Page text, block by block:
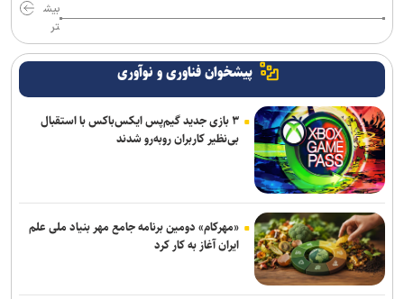
بیش
تر
پیشخوان فناوری و نوآوری
۳ بازی جدید گیم‌پس ایکس‌باکس با استقبال
بی‌نظیر کاربران روبه‌رو شدند
«مهرکام» دومین برنامه جامع مهر بنیاد ملی علم
ایران آغاز به کار کرد